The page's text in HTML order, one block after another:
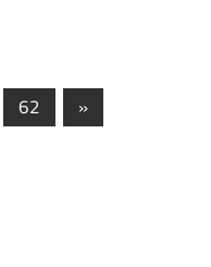
62
Nächste
Beiträge
»